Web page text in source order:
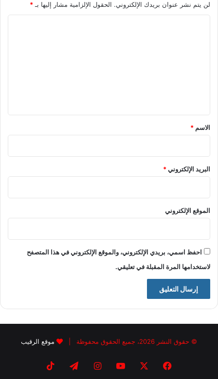
لن يتم نشر عنوان بريدك الإلكتروني. الحقول الإلزامية مشار إليها بـ *
*
الاسم *
البريد الإلكتروني*
الموقع الإلكتروني
احفظ اسمي، بريدي الإلكتروني، والموقع الإلكتروني في هذا المتصفح
لاستخدامها المرة المقبلة في تعليقي.
© حقوق النشر 2026، جميع الحقوق محفوظة | موقع الرقيب
فيسبوك يوتيوبانستقرامتيلقرام